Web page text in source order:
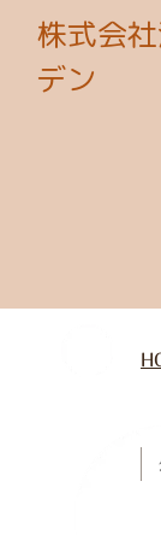
株式会
デン